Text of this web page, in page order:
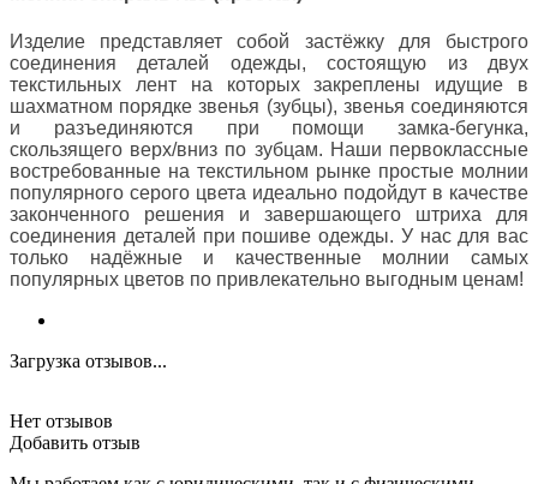
Изделие представляет собой застёжку для быстрого
соединения деталей одежды, состоящую из двух
текстильных лент на которых закреплены идущие в
шахматном порядке звенья (зубцы), звенья соединяются
и разъединяются при помощи замка-бегунка,
скользящего верх/вниз по зубцам. Наши первоклассные
востребованные на текстильном рынке простые молнии
популярного серого цвета идеально подойдут в качестве
законченного решения и завершающего штриха для
соединения деталей при пошиве одежды. У нас для вас
только надёжные и качественные молнии самых
популярных цветов по привлекательно выгодным ценам!
Загрузка отзывов...
Нет отзывов
Добавить отзыв